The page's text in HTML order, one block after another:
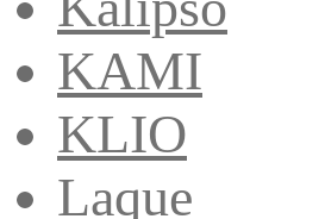
KAMI
KLIO
Laque